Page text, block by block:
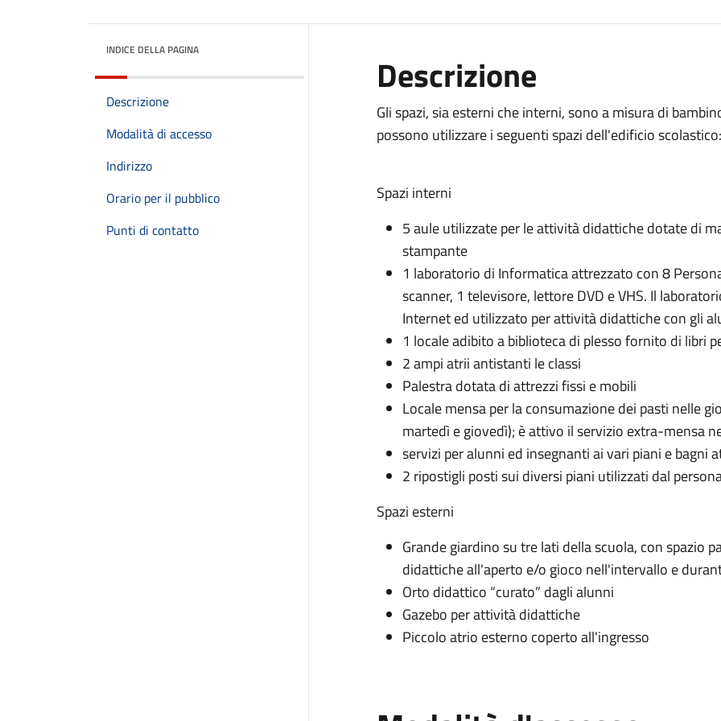
INDICE DELLA PAGINA
Descrizione
Modalità di accesso
Indirizzo
Orario per il pubblico
Punti di contatto
Descrizione
Gli spazi, sia esterni che interni, sono a misura di
possono utilizzare i seguenti spazi dell'edificio scolastico:
Spazi interni
5 aule utilizzate per le attività didattiche dotate di
stampante
1 laboratorio di Informatica attrezzato con 8
scanner, 1 televisore, lettore DVD e VHS. Il
Internet ed utilizzato per attività didattiche con gli
1 locale adibito a biblioteca di plesso fornito di libri
2 ampi atrii antistanti le classi
Palestra dotata di attrezzi fissi e mobili
Locale mensa per la consumazione dei pasti nelle
martedì e giovedì); è attivo il servizio extra-mensa
servizi per alunni ed insegnanti ai vari piani e bagni
2 ripostigli posti sui diversi piani utilizzati dal
Spazi esterni
Grande giardino su tre lati della scuola, con spazio
didattiche all'aperto e/o gioco nell'intervallo e
Orto didattico “curato” dagli alunni
Gazebo per attività didattiche
Piccolo atrio esterno coperto all'ingresso